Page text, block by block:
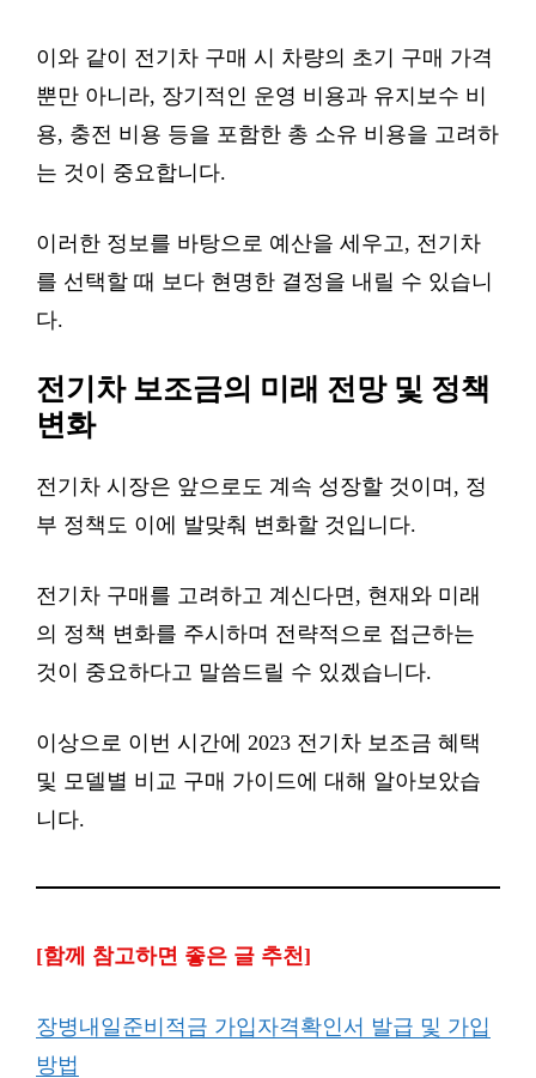
이와 같이 전기차 구매 시 차량의 초기 구매 가격
뿐만 아니라, 장기적인 운영 비용과 유지보수 비
용, 충전 비용 등을 포함한 총 소유 비용을 고려하
는 것이 중요합니다.
이러한 정보를 바탕으로 예산을 세우고, 전기차
를 선택할 때 보다 현명한 결정을 내릴 수 있습니
다.
전기차 보조금의 미래 전망 및 정책
변화
전기차 시장은 앞으로도 계속 성장할 것이며, 정
부 정책도 이에 발맞춰 변화할 것입니다.
전기차 구매를 고려하고 계신다면, 현재와 미래
의 정책 변화를 주시하며 전략적으로 접근하는
것이 중요하다고 말씀드릴 수 있겠습니다.
이상으로 이번 시간에 2023 전기차 보조금 혜택
및 모델별 비교 구매 가이드에 대해 알아보았습
니다.
[함께 참고하면 좋은 글 추천]
장병내일준비적금 가입자격확인서 발급 및 가입
방법